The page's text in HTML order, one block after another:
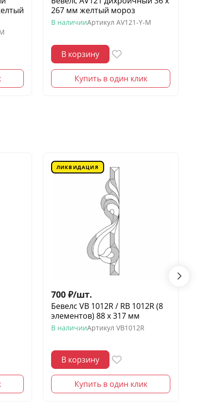
267 мм желтый мороз
В наличииАртикул AV121-Y-M
В корзину
Купить в один клик
ЛИКВИДАЦИЯ
700 ₽/шт.
Бевелс VB 1012R / RB 1012R (8
элементов) 88 х 317 мм
В наличииАртикул VB1012R
В корзину
Купить в один клик